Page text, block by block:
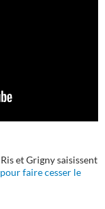
et Grigny saisissent
faire cesser le